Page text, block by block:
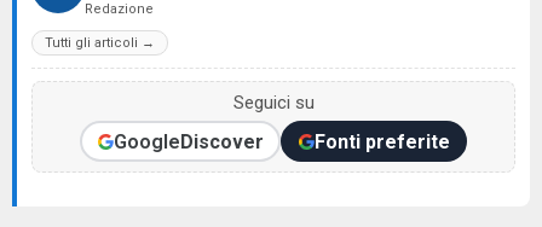
Redazione
Tutti gli articoli →
Seguici su
GoogleDiscover Fonti preferite